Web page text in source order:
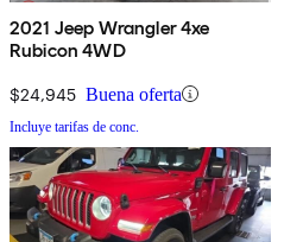
2021 Jeep Wrangler 4xe
Rubicon 4WD
$24,945 Buena oferta
Incluye tarifas de conc.